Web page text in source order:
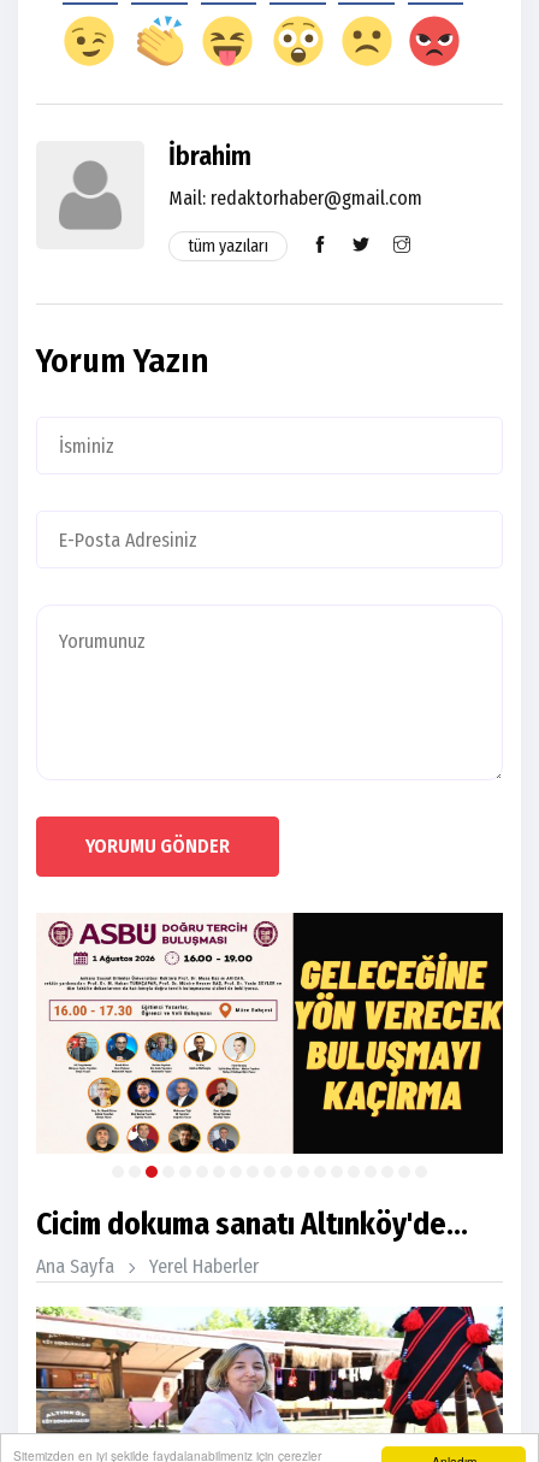
Sitemizden en iyi şekilde faydalanabilmeniz için çerezler
İbrahim
Mail: redaktorhaber@gmail.com
tüm yazıları
Yorum Yazın
YORUMU GÖNDER
Cicim dokuma sanatı Altınköy'de...
Ana Sayfa Yerel Haberler